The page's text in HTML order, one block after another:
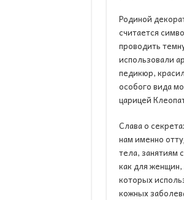
Родиной
считается
проводить
использовали
педикюр,
особого вида
царицей
Слава о
нам именно
тела, занятиям
как для
которых
кожных